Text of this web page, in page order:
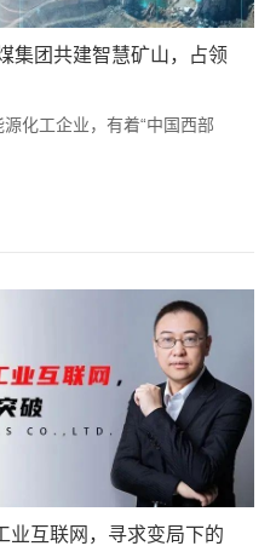
集团共建智慧矿山，占领
化工企业，有着“中国西部
业互联网，寻求变局下的